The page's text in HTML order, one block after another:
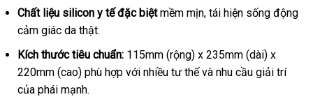
thích
mông
giả
đẹp
độ
tuổi
Chất liệu silicon y tế đặc biệtmềm mịn, tái hiện sống động
cảm giác da thật.
Kích thước tiêu chuẩn: 115mm (rộng) x 235mm (dài) x
220mm (cao) phù hợp với nhiều tư thế và nhu cầu giải trí
của phái mạnh.